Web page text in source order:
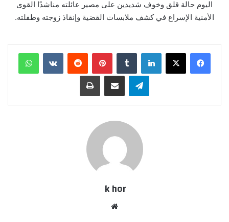
اليوم حالة قلق وخوف شديدين على مصير عائلته مناشدًا القوى
الأمنية الإسراع في كشف ملابسات القضية وإنقاذ زوجته وطفلته.
لينكدإن بينتيريست
تيلقرام مشاركة عبر البريد طباعة
k hor